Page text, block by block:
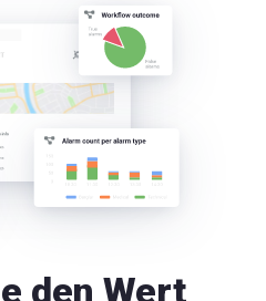
den Wert